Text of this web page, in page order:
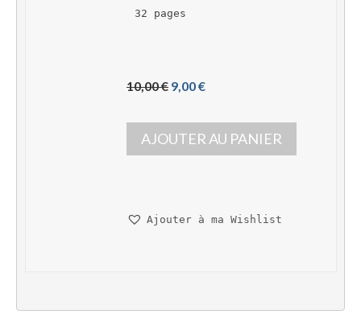
32 pages
10,00 € L
p
r
i
i
é
9,00 €L
p
r
i
s
AJOUTER AU PANIER
Ajouter à ma Wishlist